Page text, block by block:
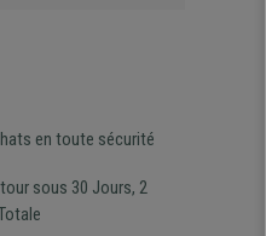
eu un
en toute sécurité
sous 30 Jours, 2